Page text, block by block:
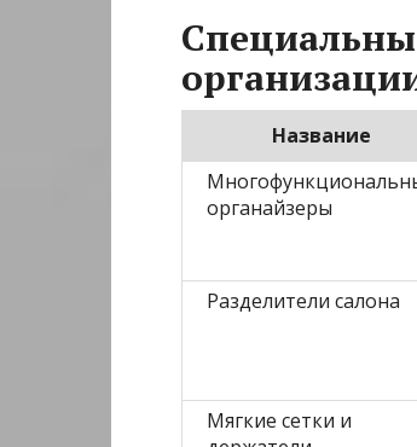
Название
органайзеры
Разделители салона
Мягкие сетки и